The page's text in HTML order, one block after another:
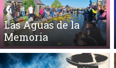
Las Aguas de la
Memoria